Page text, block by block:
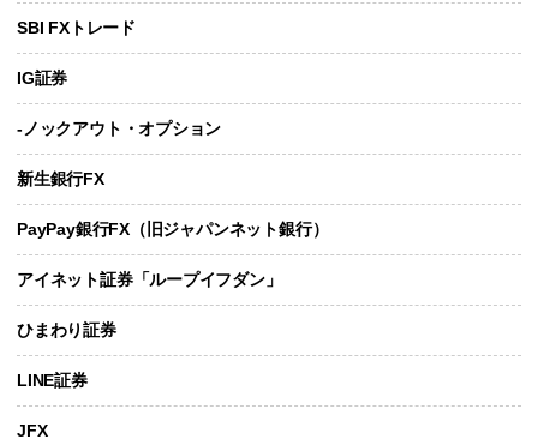
SBI FXトレード
IG証券
-ノックアウト・オプション
新生銀行FX
PayPay銀行FX（旧ジャパンネット銀行）
アイネット証券「ループイフダン」
ひまわり証券
LINE証券
JFX